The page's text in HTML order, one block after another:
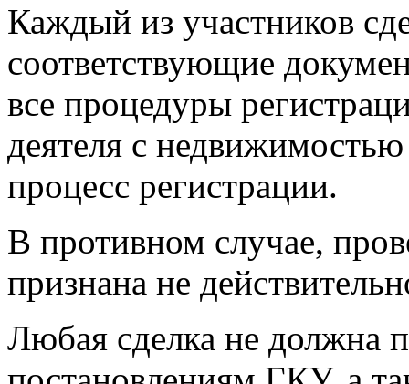
Каждый из участников
соответствующие
все процедуры
деятеля с
процесс регистрации.
В противном случае,
признана не
Любая сделка не должна